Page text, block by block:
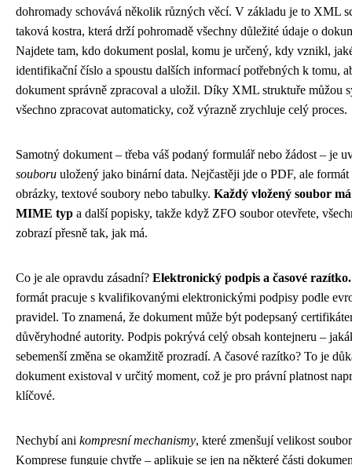
dohromady schovává několik různých věcí. V základu je to XML
taková kostra, která drží pohromadě všechny důležité údaje o
Najdete tam, kdo dokument poslal, komu je určený, kdy vznikl,
identifikační číslo a spoustu dalších informací potřebných k tomu,
dokument správně zpracoval a uložil. Díky XML struktuře můžou
všechno zpracovat automaticky, což výrazně zrychluje celý proces.
Samotný dokument – třeba váš podaný formulář nebo žádost – je
souboru uložený jako binární data. Nejčastěji jde o PDF, ale
obrázky, textové soubory nebo tabulky. Každý vložený soubor
MIME typ a další popisky, takže když ZFO soubor otevřete,
zobrazí přesně tak, jak má.
Co je ale opravdu zásadní? Elektronický podpis a časové razítko.
formát pracuje s kvalifikovanými elektronickými podpisy podle
pravidel. To znamená, že dokument může být podepsaný
důvěryhodné autority. Podpis pokrývá celý obsah kontejneru –
sebemenší změna se okamžitě prozradí. A časové razítko? To je
dokument existoval v určitý moment, což je pro právní platnost
klíčové.
Nechybí ani kompresní mechanismy, které zmenšují velikost
Komprese funguje chytře – aplikuje se jen na některé části